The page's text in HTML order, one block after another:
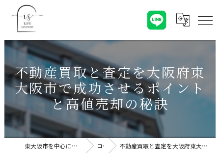
不動産買取と査定を大阪府東
大阪市で成功させるポイント
と高値売却の秘訣
東大阪市を中心に不動産売却なら株式会社Is Life コラム 不動産買取と査定を大阪府東大阪市で成功させるポイントと高値売却の秘訣